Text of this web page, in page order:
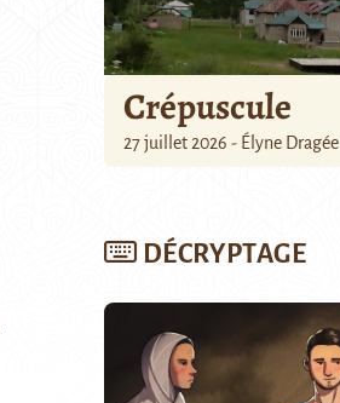
Crépuscule
27 juillet 2026 - Élyne Dragée
DÉCRYPTAGE